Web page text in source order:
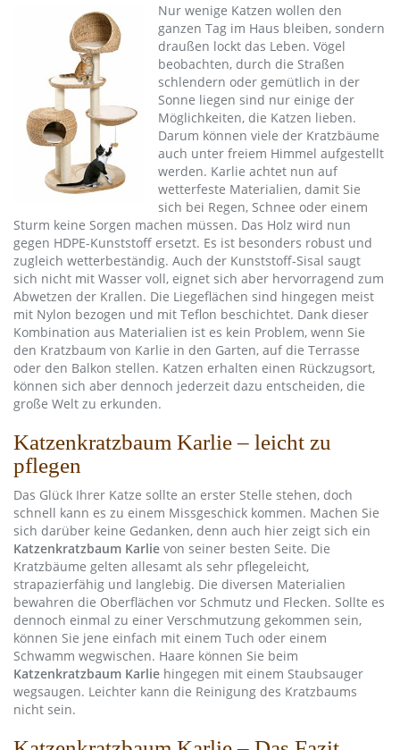
Nur wenige Katzen wollen den
ganzen Tag im Haus bleiben, sondern
draußen lockt das Leben. Vögel
beobachten, durch die Straßen
schlendern oder gemütlich in der
Sonne liegen sind nur einige der
Möglichkeiten, die Katzen lieben.
Darum können viele der Kratzbäume
auch unter freiem Himmel aufgestellt
werden. Karlie achtet nun auf
wetterfeste Materialien, damit Sie
sich bei Regen, Schnee oder einem
Sturm keine Sorgen machen müssen. Das Holz wird nun
gegen HDPE-Kunststoff ersetzt. Es ist besonders robust und
zugleich wetterbeständig. Auch der Kunststoff-Sisal saugt
sich nicht mit Wasser voll, eignet sich aber hervorragend zum
Abwetzen der Krallen. Die Liegeflächen sind hingegen meist
mit Nylon bezogen und mit Teflon beschichtet. Dank dieser
Kombination aus Materialien ist es kein Problem, wenn Sie
den Kratzbaum von Karlie in den Garten, auf die Terrasse
oder den Balkon stellen. Katzen erhalten einen Rückzugsort,
können sich aber dennoch jederzeit dazu entscheiden, die
große Welt zu erkunden.
Katzenkratzbaum Karlie – leicht zu
pflegen
Das Glück Ihrer Katze sollte an erster Stelle stehen, doch
schnell kann es zu einem Missgeschick kommen. Machen Sie
sich darüber keine Gedanken, denn auch hier zeigt sich ein
Katzenkratzbaum Karlie von seiner besten Seite. Die
Kratzbäume gelten allesamt als sehr pflegeleicht,
strapazierfähig und langlebig. Die diversen Materialien
bewahren die Oberflächen vor Schmutz und Flecken. Sollte es
dennoch einmal zu einer Verschmutzung gekommen sein,
können Sie jene einfach mit einem Tuch oder einem
Schwamm wegwischen. Haare können Sie beim
Katzenkratzbaum Karlie hingegen mit einem Staubsauger
wegsaugen. Leichter kann die Reinigung des Kratzbaums
nicht sein.